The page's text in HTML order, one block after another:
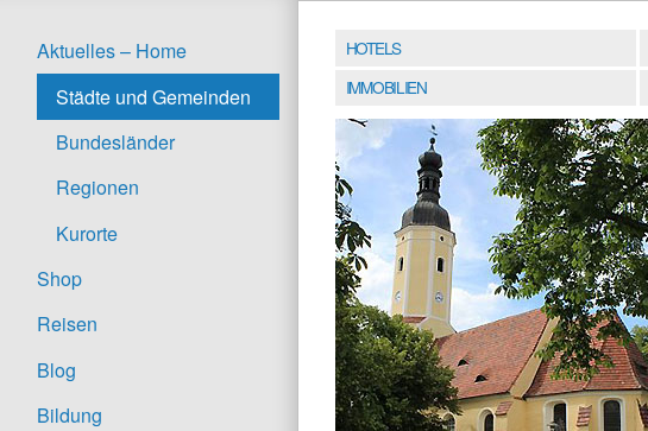
Aktuelles – Home
Städte und Gemeinden
Bundesländer
Regionen
Kurorte
Shop
Reisen
Blog
Bildung
HOTELS
IMMOBILIEN